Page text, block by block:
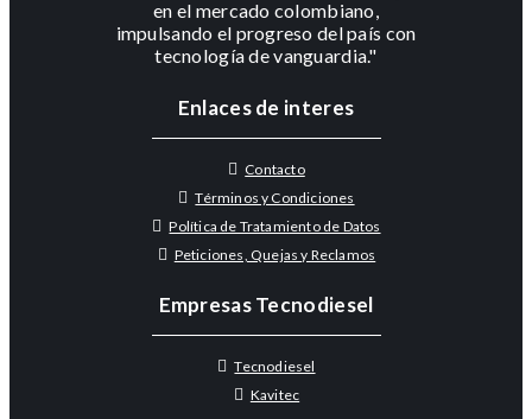
en el mercado colombiano,
impulsando el progreso del país con
tecnología de vanguardia."
Enlaces de interes
Contacto
Términos y Condiciones
Política de Tratamiento de Datos
Peticiones, Quejas y Reclamos
Empresas Tecnodiesel
Tecnodiesel
Kavitec